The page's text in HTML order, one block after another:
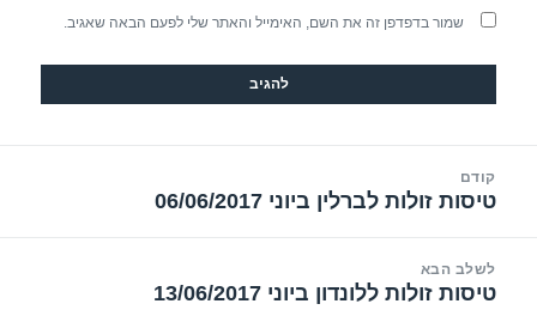
שמור בדפדפן זה את השם, האימייל והאתר שלי לפעם הבאה שאגיב.
קודם
הפוסט
טיסות זולות לברלין ביוני 06/06/2017
לשלב הבא
הפוסט
טיסות זולות ללונדון ביוני 13/06/2017